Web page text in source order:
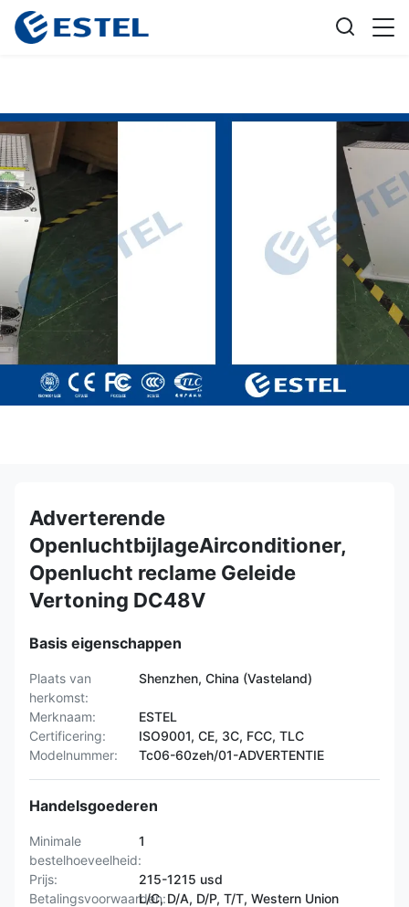
Adverterende
OpenluchtbijlageAirconditioner,
Openlucht reclame Geleide
Vertoning DC48V
Basis eigenschappen
Plaats van
herkomst:
Shenzhen, China (Vasteland)
Merknaam:
ESTEL
Certificering:
ISO9001, CE, 3C, FCC, TLC
Modelnummer:
Tc06-60zeh/01-ADVERTENTIE
Handelsgoederen
Minimale
bestelhoeveelheid:
1
Prijs:
215-1215 usd
Betalingsvoorwaarden:L/C, D/A, D/P, T/T, Western Union